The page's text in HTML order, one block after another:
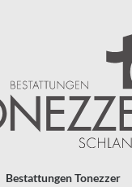
Bestattungen Tonezzer